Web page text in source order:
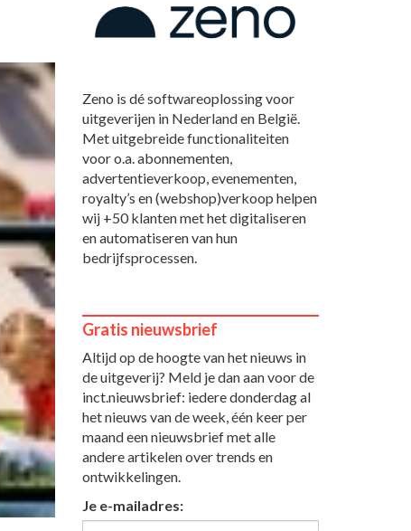
Zeno is dé softwareoplossing voor
uitgeverijen in Nederland en België.
Met uitgebreide functionaliteiten
voor o.a. abonnementen,
advertentieverkoop, evenementen,
royalty’s en (webshop)verkoop helpen
wij +50 klanten met het digitaliseren
en automatiseren van hun
bedrijfsprocessen.
Gratis nieuwsbrief
Altijd op de hoogte van het nieuws in
de uitgeverij? Meld je dan aan voor de
inct.nieuwsbrief: iedere donderdag al
het nieuws van de week, één keer per
maand een nieuwsbrief met alle
andere artikelen over trends en
ontwikkelingen.
Je e-mailadres: